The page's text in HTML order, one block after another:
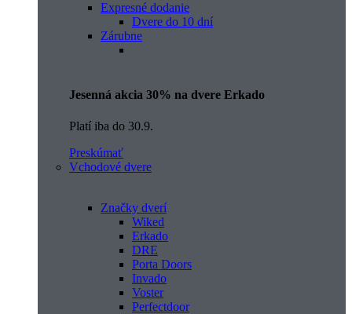
Expresné dodanie
Dvere do 10 dní
Zárubne
Jesenná akcia 30% na dvere Erkado
Platí iba do 30.9.
Preskúmať
Vchodové dvere
Značky dverí
Wiked
Erkado
DRE
Porta Doors
Invado
Voster
Perfectdoor